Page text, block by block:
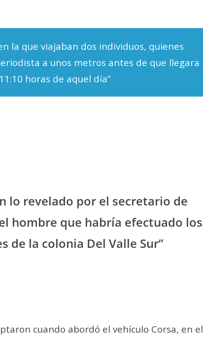
la que viajaban dos individuos, quienes
a unos metros antes de que llegara
horas de aquel día”
lo revelado por el secretario de
hombre que habría efectuado los
de la colonia Del Valle Sur”
cuando abordó el vehículo Corsa, en el